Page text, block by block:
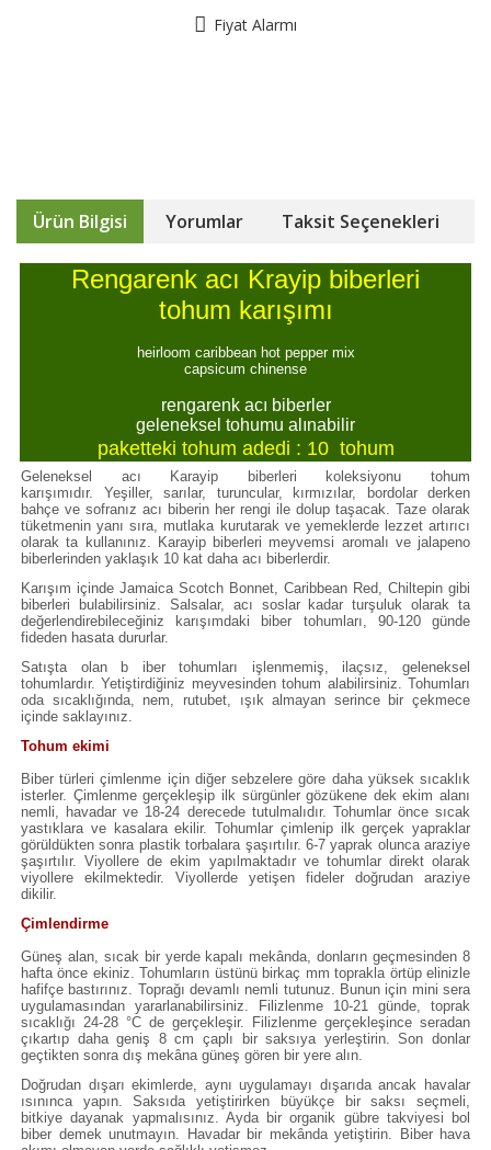
Fiyat Alarmı
Ürün Bilgisi Yorumlar Taksit Seçenekleri
Rengarenk acı Krayip biberleri
tohum karışımı
heirloom caribbean hot pepper mix
capsicum chinense
rengarenk acı biberler
geleneksel tohumu alınabilir
paketteki tohum adedi : 10 tohum
Geleneksel acı Karayip biberleri koleksiyonu tohum
karışımıdır. Yeşiller, sarılar, turuncular, kırmızılar, bordolar derken
bahçe ve sofranız acı biberin her rengi ile dolup taşacak. Taze olarak
tüketmenin yanı sıra, mutlaka kurutarak ve yemeklerde lezzet artırıcı
olarak ta kullanınız. Karayip biberleri meyvemsi aromalı ve jalapeno
biberlerinden yaklaşık 10 kat daha acı biberlerdir.
Karışım içinde Jamaica Scotch Bonnet, Caribbean Red, Chiltepin gibi
biberleri bulabilirsiniz. Salsalar, acı soslar kadar turşuluk olarak ta
değerlendirebileceğiniz karışımdaki biber tohumları, 90-120 günde
fideden hasata dururlar.
Satışta olan b iber tohumları işlenmemiş, ilaçsız, geleneksel
tohumlardır. Yetiştirdiğiniz meyvesinden tohum alabilirsiniz. Tohumları
oda sıcaklığında, nem, rutubet, ışık almayan serince bir çekmece
içinde saklayınız.
Tohum ekimi
Biber türleri çimlenme için diğer sebzelere göre daha yüksek sıcaklık
isterler. Çimlenme gerçekleşip ilk sürgünler gözükene dek ekim alanı
nemli, havadar ve 18-24 derecede tutulmalıdır. Tohumlar önce sıcak
yastıklara ve kasalara ekilir. Tohumlar çimlenip ilk gerçek yapraklar
görüldükten sonra plastik torbalara şaşırtılır. 6-7 yaprak olunca araziye
şaşırtılır. Viyollere de ekim yapılmaktadır ve tohumlar direkt olarak
viyollere ekilmektedir. Viyollerde yetişen fideler doğrudan araziye
dikilir.
Çimlendirme
Güneş alan, sıcak bir yerde kapalı mekânda, donların geçmesinden 8
hafta önce ekiniz. Tohumların üstünü birkaç mm toprakla örtüp elinizle
hafifçe bastırınız. Toprağı devamlı nemli tutunuz. Bunun için mini sera
uygulamasından yararlanabilirsiniz. Filizlenme 10-21 günde, toprak
sıcaklığı 24-28 °C de gerçekleşir. Filizlenme gerçekleşince seradan
çıkartıp daha geniş 8 cm çaplı bir saksıya yerleştirin. Son donlar
geçtikten sonra dış mekâna güneş gören bir yere alın.
Doğrudan dışarı ekimlerde, aynı uygulamayı dışarıda ancak havalar
ısınınca yapın. Saksıda yetiştirirken büyükçe bir saksı seçmeli,
bitkiye dayanak yapmalısınız. Ayda bir organik gübre takviyesi bol
biber demek unutmayın. Havadar bir mekânda yetiştirin. Biber hava